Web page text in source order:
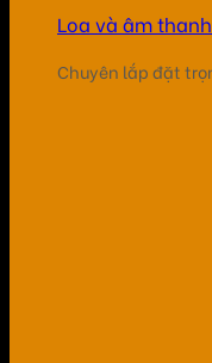
Loa và âm
Chuyên lắp đặt